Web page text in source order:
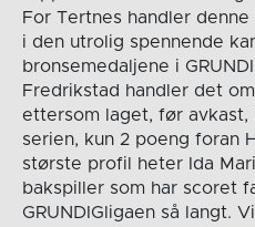
For Tertnes handler
i den utrolig spennende
bronsemedaljene i
Fredrikstad handler det
ettersom laget, før avkast,
serien, kun 2 poeng foran
største profil heter Ida
bakspiller som har scoret
GRUNDIGligaen så langt.